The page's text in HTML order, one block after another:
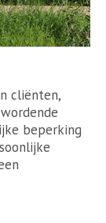
cliënten,
beperking